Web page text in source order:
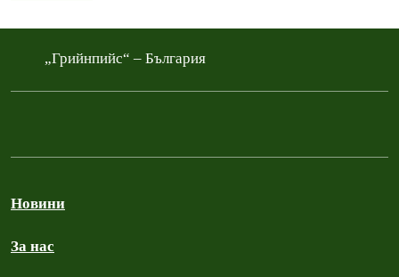
„Грийнпийс“ – България
Новини
За нас